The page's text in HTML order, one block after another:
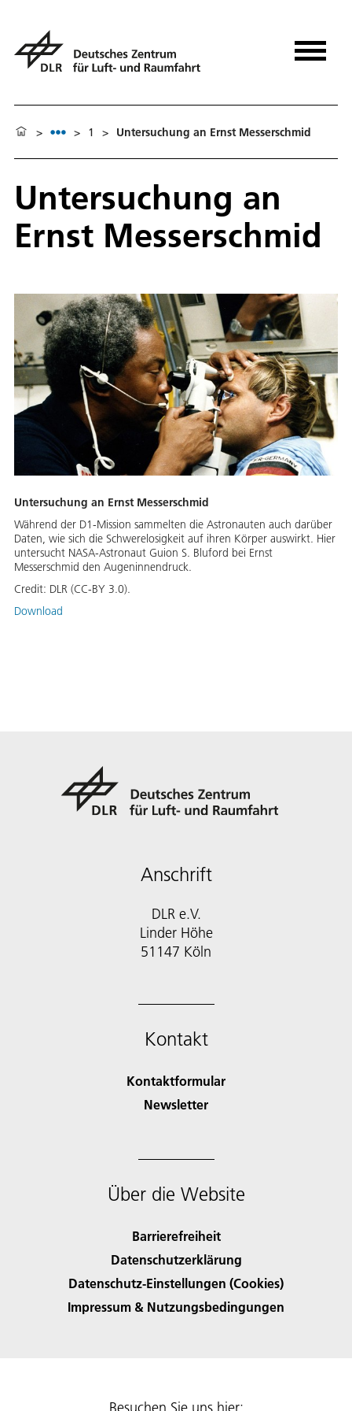
> > 1 > Untersuchung an Ernst Messerschmid
Untersuchung an
Ernst Messerschmid
Untersuchung an Ernst Messerschmid
Während der D1-Mission sammelten die Astronauten auch darüber
Daten, wie sich die Schwerelosigkeit auf ihren Körper auswirkt. Hier
untersucht NASA-Astronaut Guion S. Bluford bei Ernst
Messerschmid den Augeninnendruck.
Credit: DLR (CC-BY 3.0).
Download
Anschrift
DLR e.V.
Linder Höhe
51147 Köln
Kontakt
Kontaktformular
Newsletter
Über die Website
Barrierefreiheit
Datenschutzerklärung
Datenschutz-Einstellungen (Cookies)
Impressum & Nutzungsbedingungen